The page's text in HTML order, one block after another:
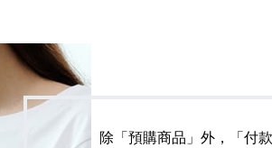
除「預購商品」外，「付